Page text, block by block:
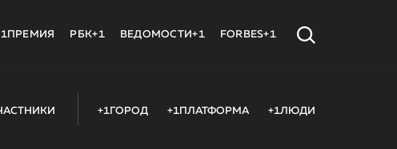
РБК+1 ВЕДОМОСТИ+1 FORBES+1
+1ГОРОД +1ПЛАТФОРМА +1ЛЮДИ